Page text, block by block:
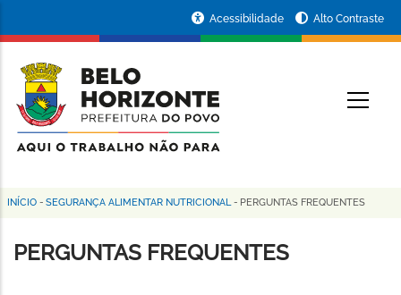
conteúdo
principal
da
Prefeitura
de
Horizonte
Acessibilidade Alto Contraste
Trilha
de
INÍCIO - SEGURANÇA ALIMENTAR NUTRICIONAL - PERGUNTAS FREQUENTES
PERGUNTAS FREQUENTES